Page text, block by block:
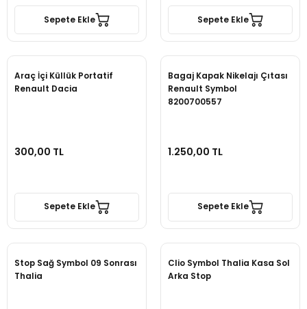
Sepete Ekle Sepete Ekle
Araç İçi Küllük Portatif
Renault Dacia
300,00 TL
Sepete Ekle
Bagaj Kapak Nikelajı Çıtası
Renault Symbol
8200700557
1.250,00 TL
Sepete Ekle
Stop Sağ Symbol 09 Sonrası
Thalia
Clio Symbol Thalia Kasa Sol
Arka Stop